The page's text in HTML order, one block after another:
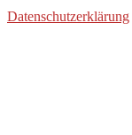
2019-
Datenschutzerklärung